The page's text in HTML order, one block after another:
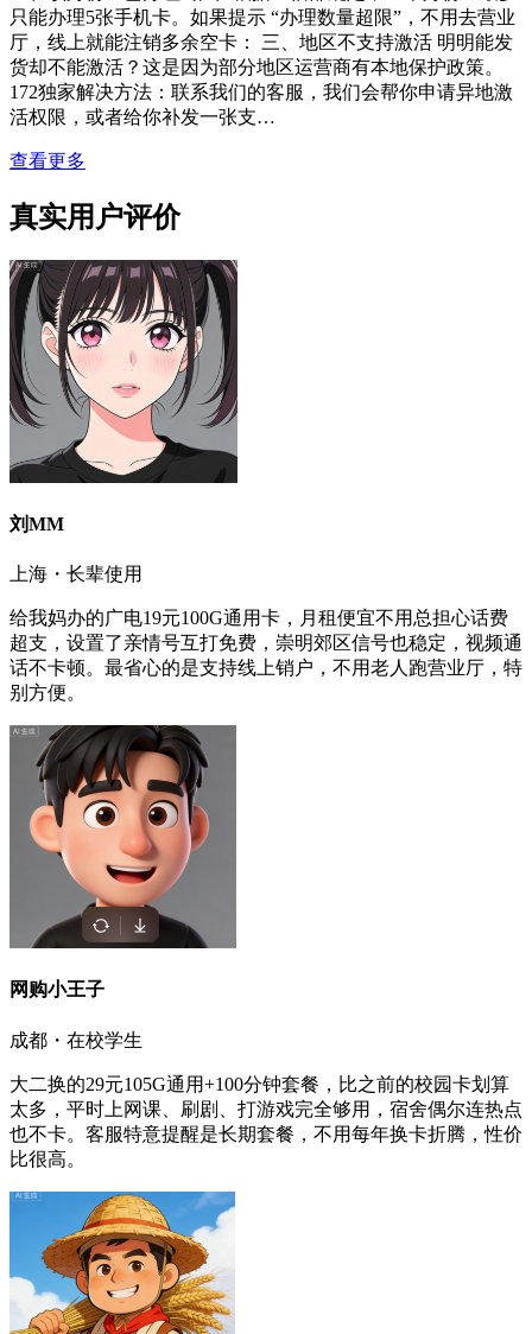
只能办理5张手机卡。如果提示 “办理数量超限”，不用去营业
厅，线上就能注销多余空卡： 三、地区不支持激活 明明能发
货却不能激活？这是因为部分地区运营商有本地保护政策。
172独家解决方法：联系我们的客服，我们会帮你申请异地激
活权限，或者给你补发一张支…
查看更多
真实用户评价
刘MM
上海・长辈使用
给我妈办的广电19元100G通用卡，月租便宜不用总担心话费
超支，设置了亲情号互打免费，崇明郊区信号也稳定，视频通
话不卡顿。最省心的是支持线上销户，不用老人跑营业厅，特
别方便。
网购小王子
成都・在校学生
大二换的29元105G通用+100分钟套餐，比之前的校园卡划算
太多，平时上网课、刷剧、打游戏完全够用，宿舍偶尔连热点
也不卡。客服特意提醒是长期套餐，不用每年换卡折腾，性价
比很高。